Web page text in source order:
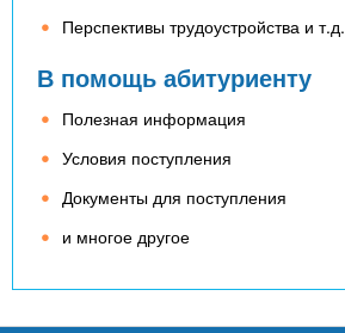
Перспективы трудоустройства и т.д.
В помощь абитуриенту
Полезная информация
Условия поступления
Документы для поступления
и многое другое